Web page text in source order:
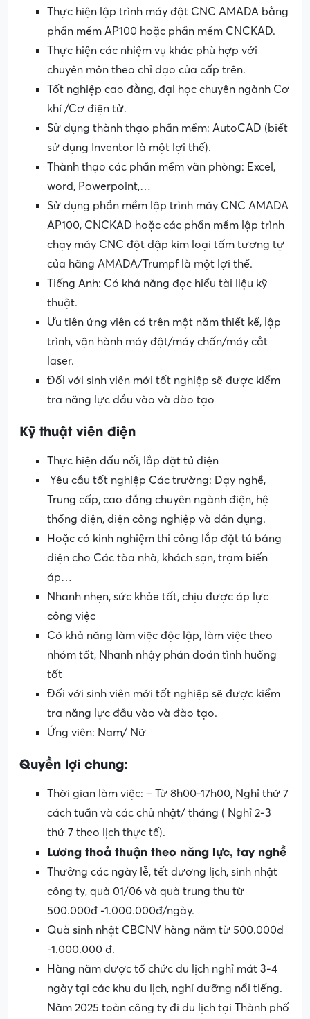
Thực hiện lập trình máy đột CNC AMADA bằng
phần mềm AP100 hoặc phần mềm CNCKAD.
Thực hiện các nhiệm vụ khác phù hợp với
chuyên môn theo chỉ đạo của cấp trên.
Tốt nghiệp cao đằng, đại học chuyên ngành Cơ
khí /Cơ điện tử.
Sử dụng thành thạo phần mềm: AutoCAD (biết
sử dụng Inventor là một lợi thế).
Thành thạo các phần mềm văn phòng: Excel,
word, Powerpoint,…
Sử dụng phần mềm lập trình máy CNC AMADA
AP100, CNCKAD hoặc các phần mềm lập trình
chạy máy CNC đột dập kim loại tấm tương tự
của hãng AMADA/Trumpf là một lợi thế.
Tiếng Anh: Có khả năng đọc hiểu tài liệu kỹ
thuật.
Ưu tiên ứng viên có trên một năm thiết kế, lập
trình, vận hành máy đột/máy chấn/máy cắt
laser.
Đối với sinh viên mới tốt nghiệp sẽ được kiểm
tra năng lực đầu vào và đào tạo
Kỹ thuật viên điện
Thực hiện đấu nối, lắp đặt tủ điện
Yêu cầu tốt nghiệp Các trường: Dạy nghề,
Trung cấp, cao đẳng chuyên ngành điện, hệ
thống điện, điện công nghiệp và dân dụng.
Hoặc có kinh nghiệm thi công lắp đặt tủ bảng
điện cho Các tòa nhà, khách sạn, trạm biến
áp…
Nhanh nhẹn, sức khỏe tốt, chịu được áp lực
công việc
Có khả năng làm việc độc lập, làm việc theo
nhóm tốt, Nhanh nhậy phán đoán tình huống
tốt
Đối với sinh viên mới tốt nghiệp sẽ được kiểm
tra năng lực đầu vào và đào tạo.
Ứng viên: Nam/ Nữ
Quyền lợi chung:
Thời gian làm việc: – Từ 8h00-17h00, Nghỉ thứ 7
cách tuần và các chủ nhật/ tháng ( Nghỉ 2-3
thứ 7 theo lịch thực tế).
Lương thoả thuận theo năng lực, tay nghề
Thưởng các ngày lễ, tết dương lịch, sinh nhật
công ty, quà 01/06 và quà trung thu từ
500.000đ -1.000.000đ/ngày.
Quà sinh nhật CBCNV hàng năm từ 500.000đ
-1.000.000 đ.
Hàng năm được tổ chức du lịch nghỉ mát 3-4
ngày tại các khu du lịch, nghỉ dưỡng nổi tiếng.
Năm 2025 toàn công ty đi du lịch tại Thành phố